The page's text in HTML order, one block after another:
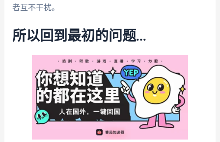
者互不干扰。
所以回到最初的问题...